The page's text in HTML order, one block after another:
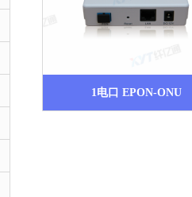
1电口 EPON-ONU